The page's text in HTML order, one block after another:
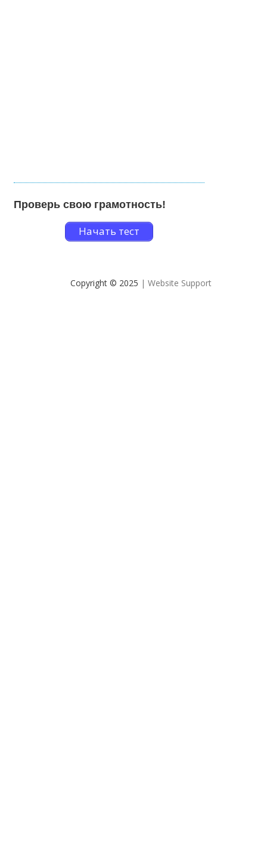
Проверь свою грамотность!
Начать тест
Copyright © 2025 | Website Support